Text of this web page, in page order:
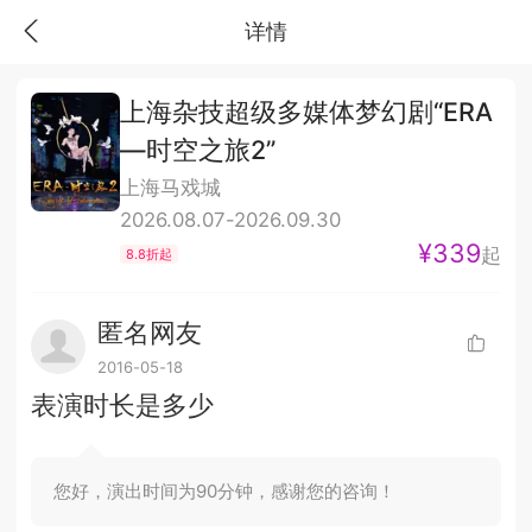
详情
上海杂技超级多媒体梦幻剧“ERA
—时空之旅2”
上海马戏城
2026.08.07-2026.09.30
8.8折起 ¥339起
匿名网友
2016-05-18
表演时长是多少
您好，演出时间为90分钟，感谢您的咨询！